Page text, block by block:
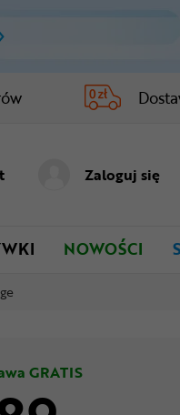
Zaloguj się
NOWOŚCI
GRATIS